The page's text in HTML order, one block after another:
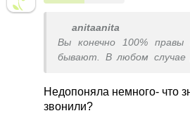
anitaanita
Вы конечно 100% правы
бывают . В любом
Кстати а Вы только с
Недопоняла немного- что
звонили?